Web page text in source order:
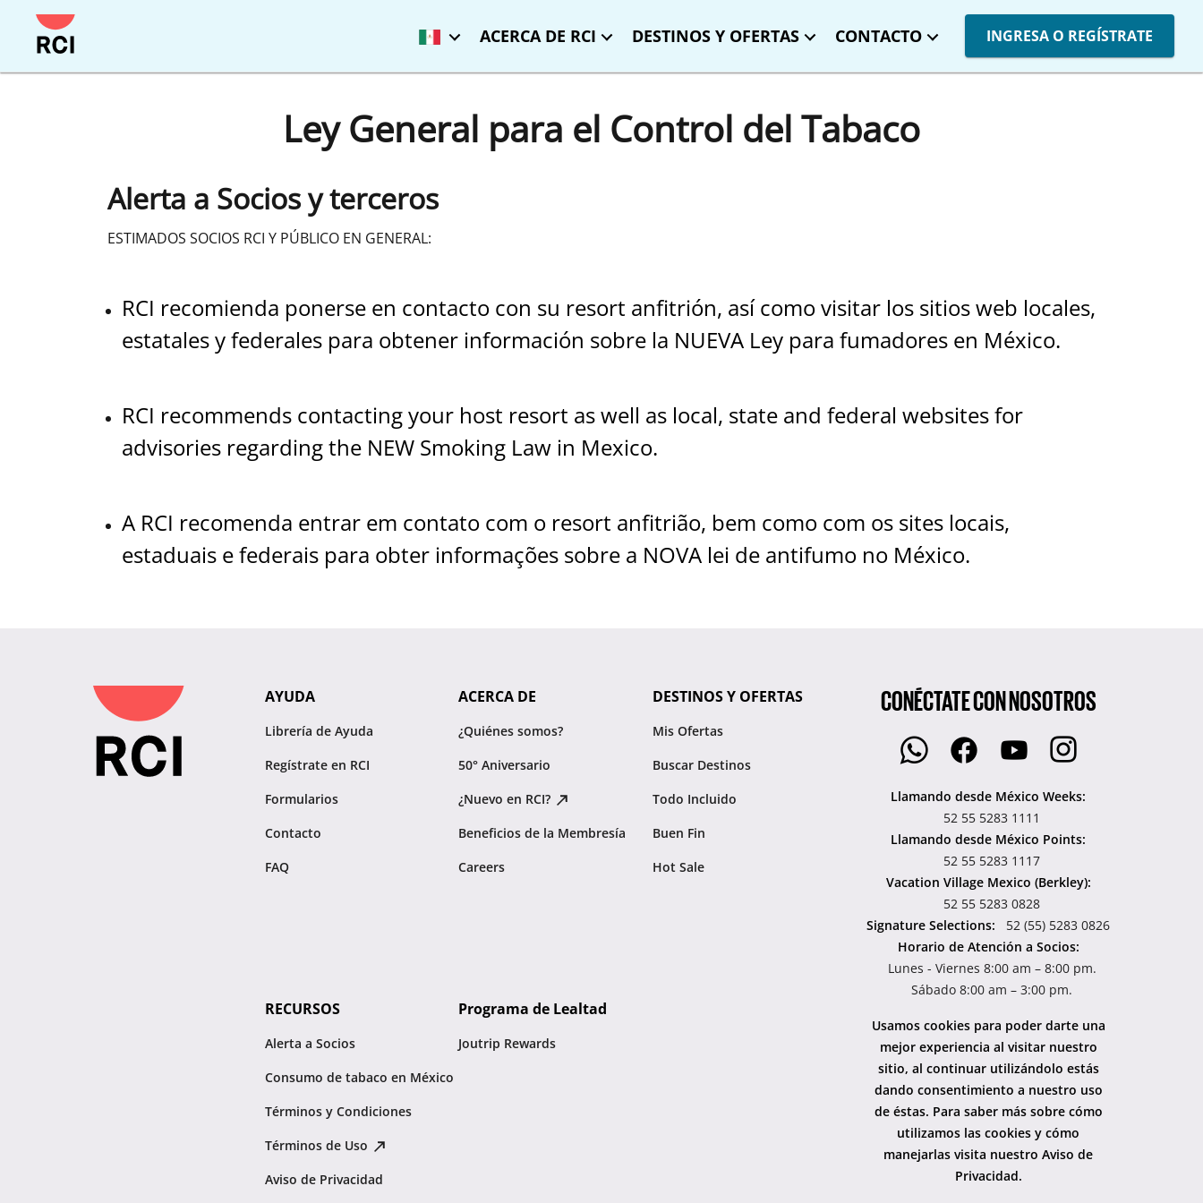
ACERCA DE RCI DESTINOS Y OFERTAS CONTACTO INGRESA O REGÍSTRATE
Ley General para el Control del Tabaco
Alerta a Socios y terceros
ESTIMADOS SOCIOS RCI Y PÚBLICO EN GENERAL:
RCI recomienda ponerse en contacto con su resort anfitrión, así como visitar los sitios web locales,
estatales y federales para obtener información sobre la NUEVA Ley para fumadores en México.
RCI recommends contacting your host resort as well as local, state and federal websites for
advisories regarding the NEW Smoking Law in Mexico.
A RCI recomenda entrar em contato com o resort anfitrião, bem como com os sites locais,
estaduais e federais para obter informações sobre a NOVA lei de antifumo no México.
AYUDA
Librería de Ayuda
Regístrate en RCI
Formularios
Contacto
FAQ
ACERCA DE
¿Quiénes somos?
50° Aniversario
¿Nuevo en RCI?
Beneficios de la Membresía
Careers
DESTINOS Y OFERTAS
Mis Ofertas
Buscar Destinos
Todo Incluido
Buen Fin
Hot Sale
RECURSOS
Alerta a Socios
Consumo de tabaco en México
Términos y Condiciones
Términos de Uso
Aviso de Privacidad
Programa de Lealtad
Joutrip Rewards
CONÉCTATE CON NOSOTROS
Llamando desde México Weeks:
52 55 5283 1111
Llamando desde México Points:
52 55 5283 1117
Vacation Village Mexico (Berkley):
52 55 5283 0828
Signature Selections:
52 (55) 5283 0826
Horario de Atención a Socios:
Lunes - Viernes 8:00 am – 8:00 pm.
Sábado 8:00 am – 3:00 pm.
Usamos cookies para poder darte una
mejor experiencia al visitar nuestro
sitio, al continuar utilizándolo estás
dando consentimiento a nuestro uso
de éstas. Para saber más sobre cómo
utilizamos las cookies y cómo
manejarlas visita nuestro Aviso de
Privacidad.